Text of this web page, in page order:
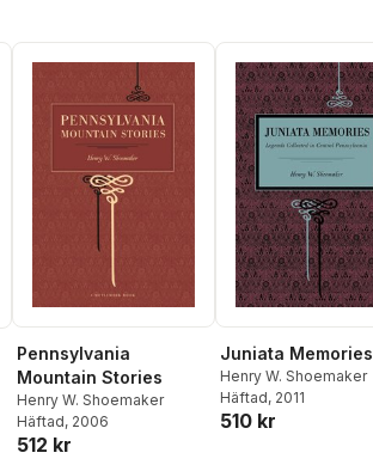
Pennsylvania
Mountain Stories
Henry W. Shoemaker
Häftad, 2006
512 kr
Juniata Memories
Henry W. Shoemaker
Häftad, 2011
510 kr